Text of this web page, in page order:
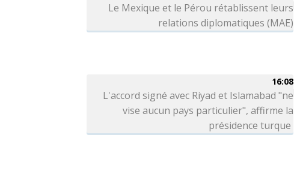
Le Mexique et le Pérou rétablissent leurs
relations diplomatiques (MAE)
16:08
L'accord signé avec Riyad et Islamabad "ne
vise aucun pays particulier", affirme la
présidence turque